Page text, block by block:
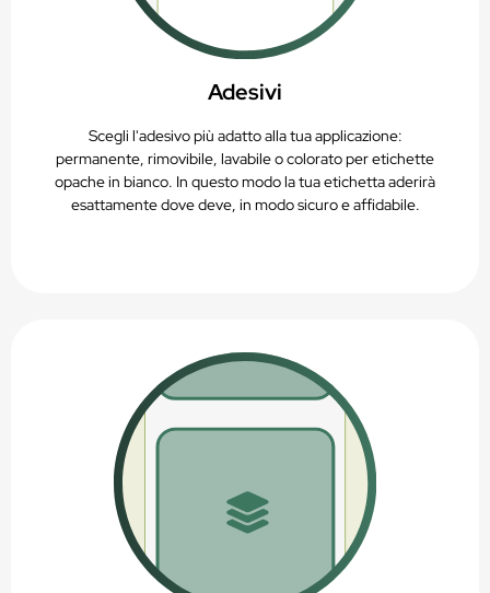
Adesivi
Scegli l'adesivo più adatto alla tua applicazione:
permanente, rimovibile, lavabile o colorato per etichette
opache in bianco. In questo modo la tua etichetta aderirà
esattamente dove deve, in modo sicuro e affidabile.